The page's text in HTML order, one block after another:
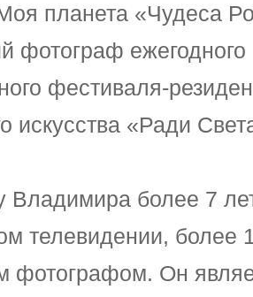
планета «Чудеса
фотограф ежегодного
фестиваля-
искусства «Ради
Владимира более 7
телевидении, более
фотографом. Он